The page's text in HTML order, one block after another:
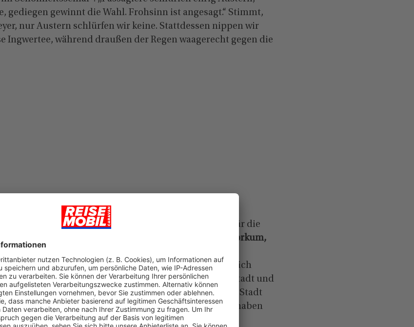
gediegen gewinnt die Wahl. Frohsinn ist angesagt.“ Stimmt,
nur Austern schlürfen wir keine. Stattdessen nippen wir
Ingwertee, während draußen der Regen waagerecht gegen die
Zählen wir sie einmal auf, die
, in der von uns für die
Stavoren, Hindeloopen, Workum,
Sloten. Stellplätze für Reisemobilisten finden sich
entlang der Route, wenn auch nicht in jeder Stadt und
in jedem Fall ganzjährig geöffnet. Auch den Begriff Stadt
man etwas relativieren. Die meisten der elf Städte haben
dörflichen Charakter. Von der Provinzhauptstadt